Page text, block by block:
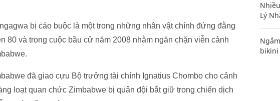
bị cáo buộc là một trong những nhân vật chính đứng đằng
80 và trong cuộc bầu cử năm 2008 nhằm ngăn chặn viễn cảnh
đã giao cựu Bộ trưởng tài chính Ignatius Chombo cho cảnh
loạt quan chức Zimbabwe bị quân đội bắt giữ trong chiến dịch
Lý
bikini